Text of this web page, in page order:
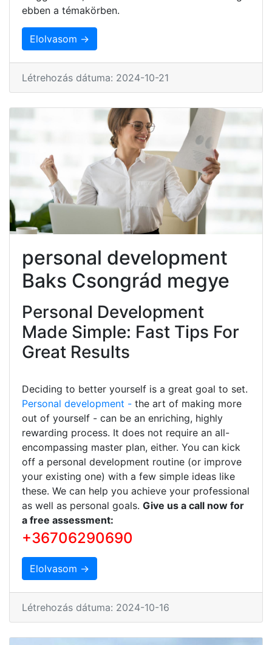
ebben a témakörben.
Elolvasom →
Létrehozás dátuma: 2024-10-21
personal development
Baks Csongrád megye
Personal Development
Made Simple: Fast Tips For
Great Results
Deciding to better yourself is a great goal to set.
Personal development - the art of making more
out of yourself - can be an enriching, highly
rewarding process. It does not require an all-
encompassing master plan, either. You can kick
off a personal development routine (or improve
your existing one) with a few simple ideas like
these. We can help you achieve your professional
as well as personal goals. Give us a call now for
a free assessment:
+36706290690
Elolvasom →
Létrehozás dátuma: 2024-10-16